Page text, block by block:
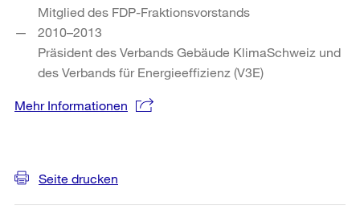
Mitglied des FDP-Fraktionsvorstands
2010–2013
Präsident des Verbands Gebäude KlimaSchweiz und
des Verbands für Energieeffizienz (V3E)
Mehr Informationen
Seite drucken